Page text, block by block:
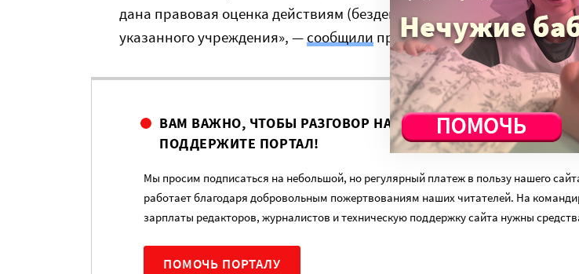
дана правовая оценка действиям (бездействию) со стороны
указанного учреждения», —сообщили представители ведомства.
ВАМ ВАЖНО, ЧТОБЫ РАЗГОВОР НА ЭТУ ТЕМУ ПРОДОЛЖИЛСЯ?
ПОДДЕРЖИТЕ ПОРТАЛ!
Мы просим подписаться на небольшой, но регулярный платеж в пользу нашего
работает благодаря добровольным пожертвованиям наших читателей. На
зарплаты редакторов, журналистов и техническую поддержку сайта нужны
ПОМОЧЬ ПОРТАЛУ